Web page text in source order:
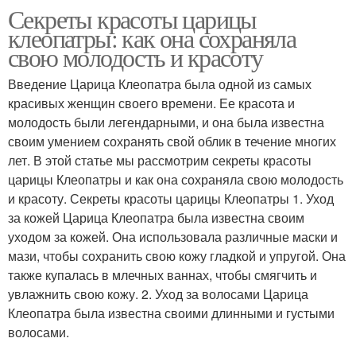
Секреты красоты царицы
клеопатры: как она сохраняла
свою молодость и красоту
Введение Царица Клеопатра была одной из самых
красивых женщин своего времени. Ее красота и
молодость были легендарными, и она была известна
своим умением сохранять свой облик в течение многих
лет. В этой статье мы рассмотрим секреты красоты
царицы Клеопатры и как она сохраняла свою молодость
и красоту. Секреты красоты царицы Клеопатры 1. Уход
за кожей Царица Клеопатра была известна своим
уходом за кожей. Она использовала различные маски и
мази, чтобы сохранить свою кожу гладкой и упругой. Она
также купалась в млечных ваннах, чтобы смягчить и
увлажнить свою кожу. 2. Уход за волосами Царица
Клеопатра была известна своими длинными и густыми
волосами.